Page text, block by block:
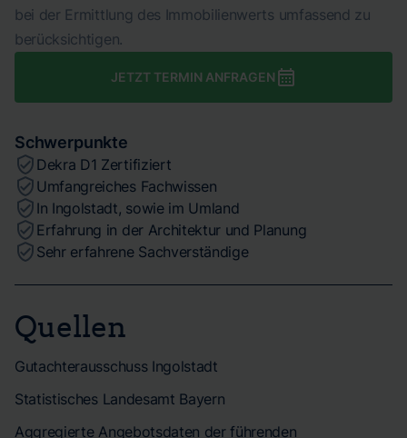
bei der Ermittlung des Immobilienwerts umfassend zu
berücksichtigen.
JETZT TERMIN ANFRAGEN
Schwerpunkte
Dekra D1 Zertifiziert
Umfangreiches Fachwissen
In Ingolstadt, sowie im Umland
Erfahrung in der Architektur und Planung
Sehr erfahrene Sachverständige
Quellen
Gutachterausschuss Ingolstadt
Statistisches Landesamt Bayern
Aggregierte Angebotsdaten der führenden